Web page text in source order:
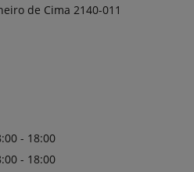
de Cima 2140-011
- 18:00
- 18:00